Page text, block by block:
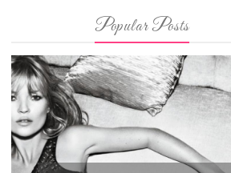
Popular Posts